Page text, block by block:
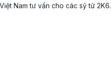
Nam tư vấn cho các sỹ tử 2K6.